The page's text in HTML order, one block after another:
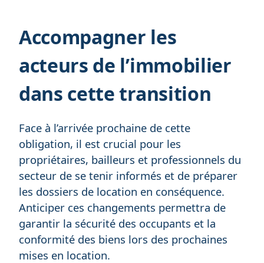
Accompagner les
acteurs de l’immobilier
dans cette transition
Face à l’arrivée prochaine de cette
obligation, il est crucial pour les
propriétaires, bailleurs et professionnels du
secteur de se tenir informés et de préparer
les dossiers de location en conséquence.
Anticiper ces changements permettra de
garantir la sécurité des occupants et la
conformité des biens lors des prochaines
mises en location.